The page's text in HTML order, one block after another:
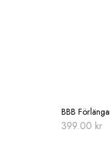
BBB
399.00 kr